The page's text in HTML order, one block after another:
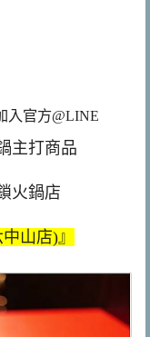
入官方@LINE
主打商品
火鍋店
山店)』